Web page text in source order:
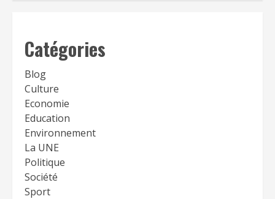
Catégories
Blog
Culture
Economie
Education
Environnement
La UNE
Politique
Société
Sport